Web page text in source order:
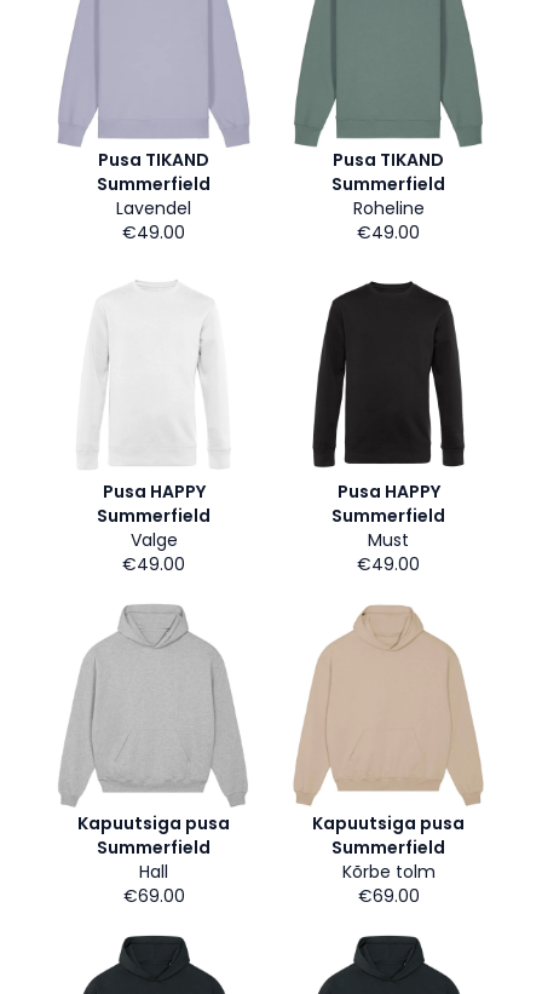
Pusa TIKAND
Summerfield
Lavendel
€49.00
Pusa TIKAND
Summerfield
Roheline
€49.00
Pusa HAPPY
Summerfield
Valge
€49.00
Pusa HAPPY
Summerfield
Must
€49.00
Kapuutsiga pusa
Summerfield
Hall
€69.00
Kapuutsiga pusa
Summerfield
Kõrbe tolm
€69.00